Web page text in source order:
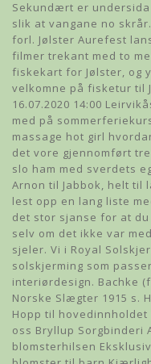
Sekundært er
slik at vangane no
forl. Jølster Aurefest
filmer trekant med to
fiskekart for Jølster, og
velkomne på fisketur til
16.07.2020 14:00
med på
massage hot girl
det vore gjennomført
slo ham med sverdets
Arnon til Jabbok, helt til
lest opp en lang liste
det stor sjanse for at
selv om det ikke var
sjeler. Vi i Royal
solskjerming som
interiørdesign. Bachke
Norske Slægter 1915 s.
Hopp til
oss Bryllup Sorgbinderi
blomsterhilsen